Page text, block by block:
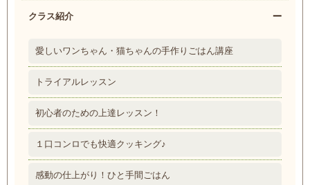
クラス紹介
愛しいワンちゃん・猫ちゃんの手作りごはん講座
トライアルレッスン
初心者のための上達レッスン！
１口コンロでも快適クッキング♪
感動の仕上がり！ひと手間ごはん